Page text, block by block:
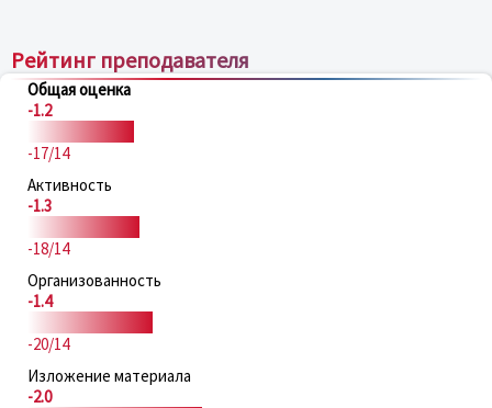
Рейтинг преподавателя
Общая оценка
-1.2
-17/14
Активность
-1.3
-18/14
Организованность
-1.4
-20/14
Изложение материала
-2.0